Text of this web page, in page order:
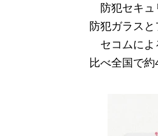
防犯セキュ
防犯ガラスと
セコムによ
比べ全国で